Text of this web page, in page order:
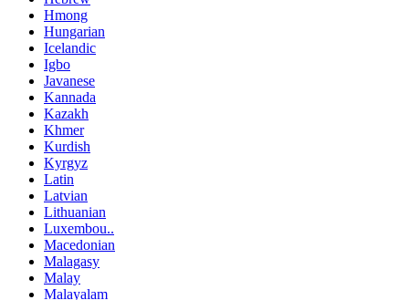
Hmong
Hungarian
Icelandic
Igbo
Javanese
Kannada
Kazakh
Khmer
Kurdish
Kyrgyz
Latin
Latvian
Lithuanian
Luxembou..
Macedonian
Malagasy
Malay
Malayalam